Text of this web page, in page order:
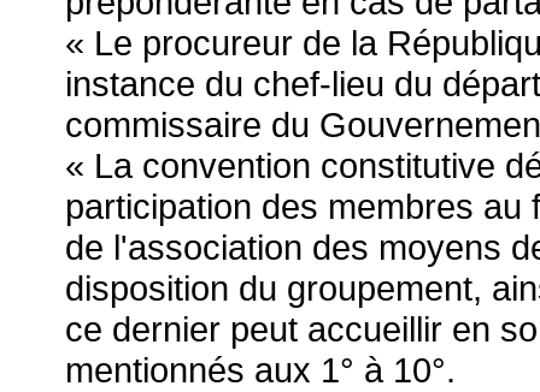
« Le procureur de la
instance du chef-lieu du
commissaire du
« La convention constitutive
participation des membres
de l'association des moyens
disposition du groupement,
ce dernier peut accueillir en
mentionnés aux 1° à 10°.